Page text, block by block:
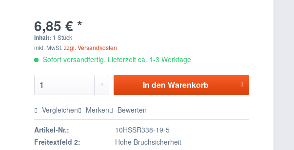
6,85 € *
Inhalt: 1 Stück
inkl. MwSt.zzgl. Versandkosten
Sofort versandfertig, Lieferzeit ca. 1-3 Werktage
In den Warenkorb
Vergleichen Merken Bewerten
Artikel-Nr.:
10HSSR338-19-5
Freitextfeld 2:
Hohe Bruchsicherheit